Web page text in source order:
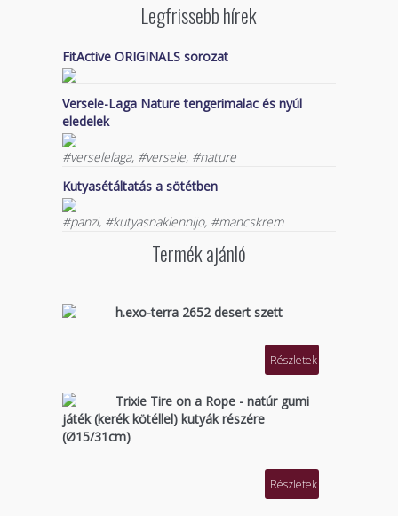
Legfrissebb hírek
FitActive ORIGINALS sorozat
Versele-Laga Nature tengerimalac és nyúl
eledelek
#verselelaga, #versele, #nature
Kutyasétáltatás a sötétben
#panzi, #kutyasnaklennijo, #mancskrem
Termék ajánló
h.exo-terra 2652 desert szett
Részletek
Trixie Tire on a Rope - natúr gumi
játék (kerék kötéllel) kutyák részére
(Ø15/31cm)
Részletek